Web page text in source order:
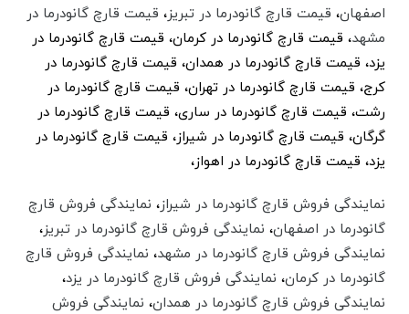
اصفهان، قیمت قارچ گانودرما در تبریز، قیمت قارچ گانودرما در
مشهد، قیمت قارچ گانودرما در کرمان، قیمت قارچ گانودرما در
یزد،‌ قیمت قارچ گانودرما در همدان،‌ قیمت قارچ گانودرما در
کرج،‌ قیمت قارچ گانودرما در تهران،‌ قیمت قارچ گانودرما در
رشت،‌ قیمت قارچ گانودرما در ساری،‌ قیمت قارچ گانودرما در
گرگان،‌ قیمت قارچ گانودرما در شیراز،‌ قیمت قارچ گانودرما در
یزد،‌ قیمت قارچ گانودرما در اهواز،‌
نمایندگی فروش قارچ گانودرما در شیراز، نمایندگی فروش قارچ
گانودرما در اصفهان، نمایندگی فروش قارچ گانودرما در تبریز،
نمایندگی فروش قارچ گانودرما در مشهد، نمایندگی فروش قارچ
گانودرما در کرمان، نمایندگی فروش قارچ گانودرما در یزد،‌
نمایندگی فروش قارچ گانودرما در همدان،‌ نمایندگی فروش